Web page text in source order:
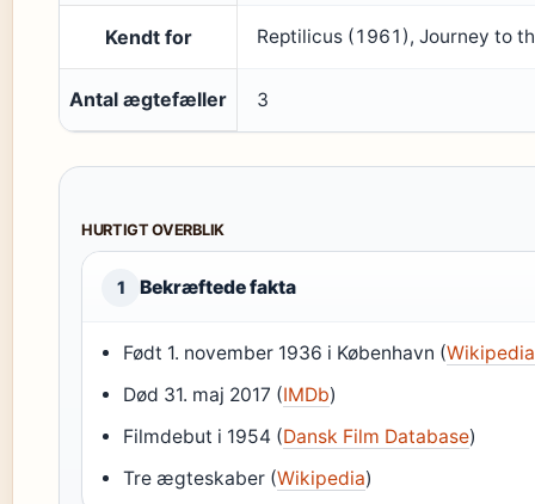
Kendt for Reptilicus (1961), Journey to
Antal ægtefæller 3
HURTIGT OVERBLIK
1 Bekræftede fakta
Født 1. november 1936 i København (Wikipedia
Død 31. maj 2017 (IMDb)
Filmdebut i 1954 (Dansk Film Database)
Tre ægteskaber (Wikipedia)